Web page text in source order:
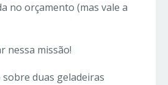
no orçamento (mas vale a
nessa missão!
duas geladeiras